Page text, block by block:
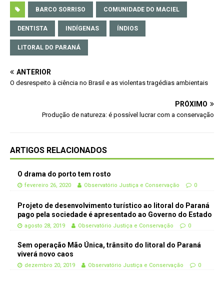
BARCO SORRISO COMUNIDADE DO MACIEL
DENTISTA INDÍGENAS ÍNDIOS
LITORAL DO PARANÁ
ANTERIOR
O desrespeito à ciência no Brasil e as violentas tragédias ambientais
PRÓXIMO
Produção de natureza: é possível lucrar com a conservação
ARTIGOS RELACIONADOS
O drama do porto tem rosto
fevereiro 26, 2020 Observatório Justiça e Conservação 0
Projeto de desenvolvimento turístico ao litoral do Paraná
pago pela sociedade é apresentado ao Governo do Estado
agosto 28, 2019 Observatório Justiça e Conservação 0
Sem operação Mão Única, trânsito do litoral do Paraná
viverá novo caos
dezembro 20, 2019 Observatório Justiça e Conservação 0